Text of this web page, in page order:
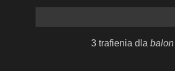
3 trafienia dla balon